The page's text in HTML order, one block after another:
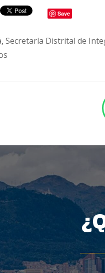
Save
, Secretaría Distrital de